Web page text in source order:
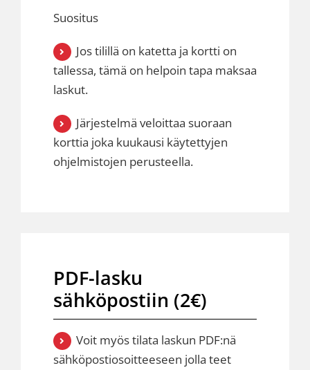
Suositus
Jos tilillä on katetta ja kortti on
tallessa, tämä on helpoin tapa maksaa
laskut.
Järjestelmä veloittaa suoraan
korttia joka kuukausi käytettyjen
ohjelmistojen perusteella.
PDF-lasku
sähköpostiin (2€)
Voit myös tilata laskun PDF:nä
sähköpostiosoitteeseen jolla teet